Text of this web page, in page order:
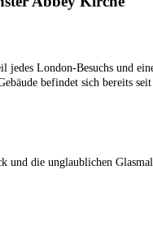
London-Besuchs und
befindet sich bereits
und die unglaublichen